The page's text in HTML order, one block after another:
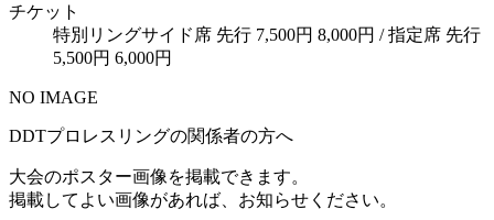
チケット
特別リングサイド席 先行 7,500円 8,000円 / 指定席 先行
5,500円 6,000円
NO IMAGE
DDTプロレスリングの関係者の方へ
大会のポスター画像を掲載できます。
掲載してよい画像があれば、お知らせください。